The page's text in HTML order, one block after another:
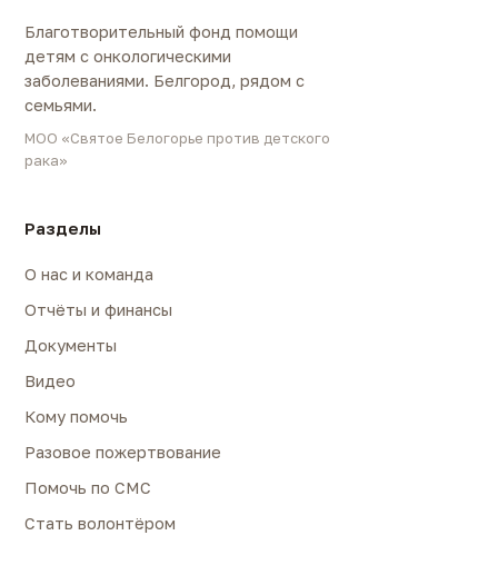
Благотворительный фонд помощи
детям с онкологическими
заболеваниями. Белгород, рядом с
семьями.
МОО «Святое Белогорье против детского
рака»
Разделы
О нас и команда
Отчёты и финансы
Документы
Видео
Кому помочь
Разовое пожертвование
Помочь по СМС
Стать волонтёром